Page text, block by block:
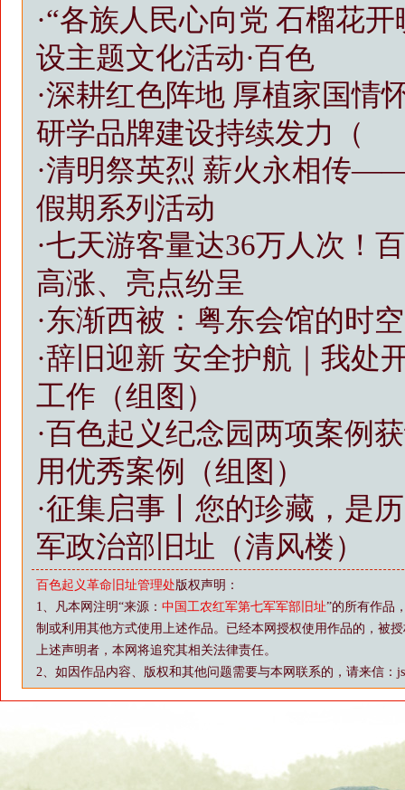
·“各族人民心向党 石榴花
设主题文化活动·百色
·深耕红色阵地 厚植家国
研学品牌建设持续发力（
·清明祭英烈 薪火永相传
假期系列活动
·七天游客量达36万人次！
高涨、亮点纷呈
·东渐西被：粤东会馆的时
·辞旧迎新 安全护航｜我处
工作（组图）
·百色起义纪念园两项案例
用优秀案例（组图）
·征集启事丨您的珍藏，是
军政治部旧址（清风楼）
百色起义革命旧址管理处版权声明：
1、凡本网注明“来源： 中国工农红军第七军军部旧址”的所有作品
制或利用其他方式使用上述作品。已经本网授权使用作品的，被
上述声明者，本网将追究其相关法律责任。
2、如因作品内容、版权和其他问题需要与本网联系的，请来信：